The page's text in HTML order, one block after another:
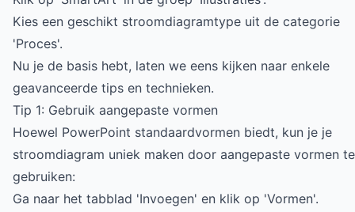
Kies een geschikt stroomdiagramtype uit de categorie
'Proces'.
Nu je de basis hebt, laten we eens kijken naar enkele
geavanceerde tips en technieken.
Tip 1: Gebruik aangepaste vormen
Hoewel PowerPoint standaardvormen biedt, kun je je
stroomdiagram uniek maken door aangepaste vormen te
gebruiken:
Ga naar het tabblad 'Invoegen' en klik op 'Vormen'.